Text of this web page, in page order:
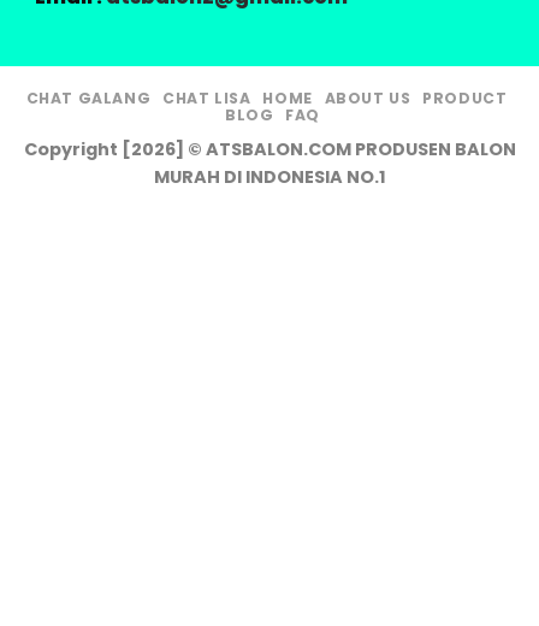
CHAT GALANG CHAT LISA HOME ABOUT US
PRODUCT
BLOG
FAQ
Copyright [2026] © ATSBALON.COM PRODUSEN BALON
MURAH DI INDONESIA NO.1